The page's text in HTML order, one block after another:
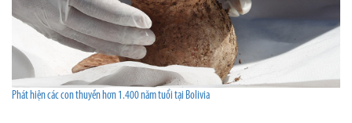
Phát hiện các con thuyền hơn 1.400 năm tuổi tại Bolivia